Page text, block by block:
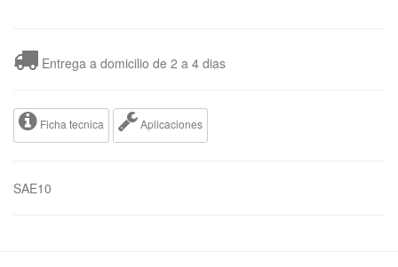
Entrega a domicilio de 2 a 4 dias
Ficha tecnica Aplicaciones
SAE10